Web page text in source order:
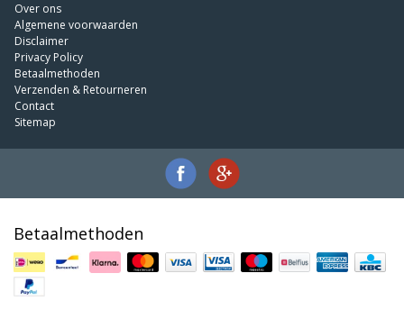
Over ons
Algemene voorwaarden
Disclaimer
Privacy Policy
Betaalmethoden
Verzenden & Retourneren
Contact
Sitemap
Betaalmethoden